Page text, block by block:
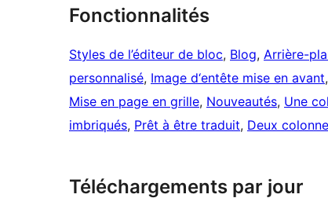
Fonctionnalités
Styles de l’éditeur de bloc, Blog, Arrière-
personnalisé, Image d‘entête mise en avant,
Mise en page en grille, Nouveautés, Une
imbriqués, Prêt à être traduit, Deux
Téléchargements par jour